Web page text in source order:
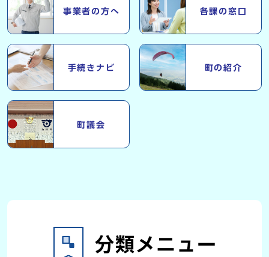
事業者の方へ 各課の窓口
手続きナビ 町の紹介
町議会
分類メニュー